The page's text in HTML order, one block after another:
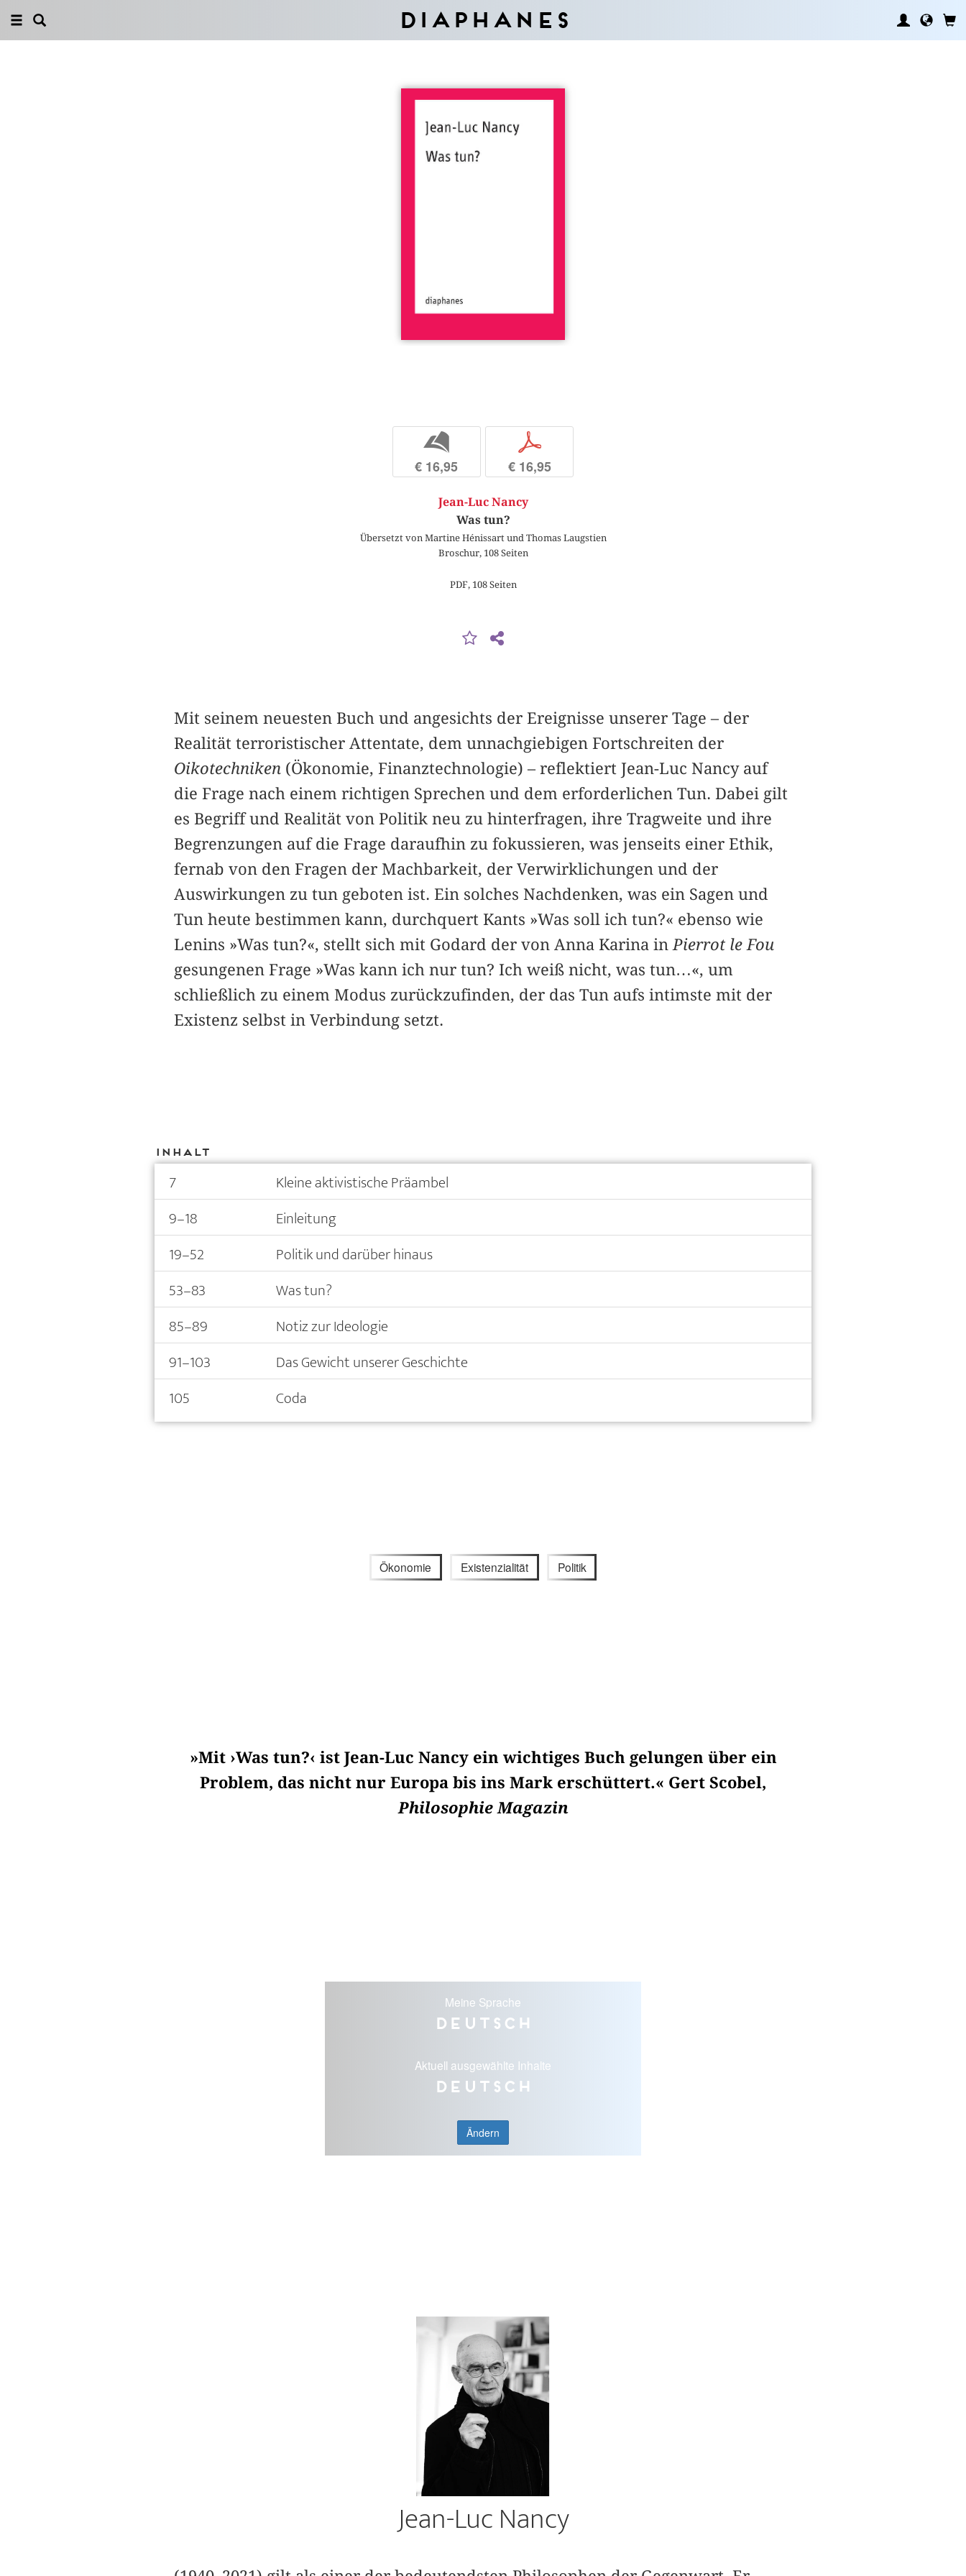
Diaphanes
b
€ 16,95
p
€ 16,95
Jean-Luc Nancy
Was tun?
Übersetzt von Martine Hénissart und Thomas Laugstien
Broschur, 108 Seiten
PDF, 108 Seiten
Mit seinem neuesten Buch und angesichts der Ereignisse unserer Tage – der
Realität terroristischer Attentate, dem unnachgiebigen Fortschreiten der
Oikotechniken(Ökonomie, Finanztechnologie) – reflektiert Jean-Luc Nancy auf
die Frage nach einem richtigen Sprechen und dem erforderlichen Tun. Dabei gilt
es Begriff und Realität von Politik neu zu hinterfragen, ihre Tragweite und ihre
Begrenzungen auf die Frage daraufhin zu fokussieren, was jenseits einer Ethik,
fernab von den Fragen der Machbarkeit, der Verwirklichungen und der
Auswirkungen zu tun geboten ist. Ein solches Nachdenken, was ein Sagen und
Tun heute bestimmen kann, durchquert Kants »Was soll ich tun?« ebenso wie
Lenins »Was tun?«, stellt sich mit Godard der von Anna Karina in Pierrot le Fou
gesungenen Frage »Was kann ich nur tun? Ich weiß nicht, was tun…«, um
schließlich zu einem Modus zurückzufinden, der das Tun aufs intimste mit der
Existenz selbst in Verbindung setzt.
Inhalt
7
Kleine aktivistische Präambel
9–18
Einleitung
19–52
Politik und darüber hinaus
53–83
Was tun?
85–89
Notiz zur Ideologie
91–103
Das Gewicht unserer Geschichte
105
Coda
Ökonomie Existenzialität Politik
»Mit ›Was tun?‹ ist Jean-Luc Nancy ein wichtiges Buch gelungen über ein
Problem, das nicht nur Europa bis ins Mark erschüttert.« Gert Scobel,
Philosophie Magazin
Meine Sprache
Deutsch
Aktuell ausgewählte Inhalte
Deutsch
Ändern
Jean-Luc Nancy